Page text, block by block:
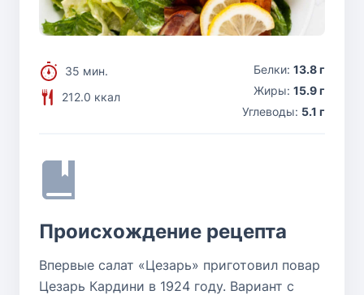
35 мин.
212.0 ккал
Белки: 13.8 г
Жиры: 15.9 г
Углеводы: 5.1 г
Происхождение рецепта
Впервые салат «Цезарь» приготовил повар
Цезарь Кардини в 1924 году. Вариант с